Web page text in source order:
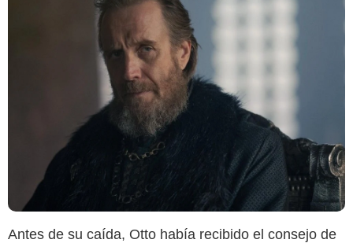
Antes de su caída, Otto había recibido el consejo de